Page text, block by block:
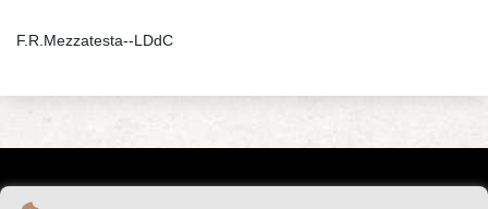
F.R.Mezzatesta--LDdC